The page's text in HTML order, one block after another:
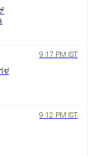
9:17 PM IST
9:12 PM IST